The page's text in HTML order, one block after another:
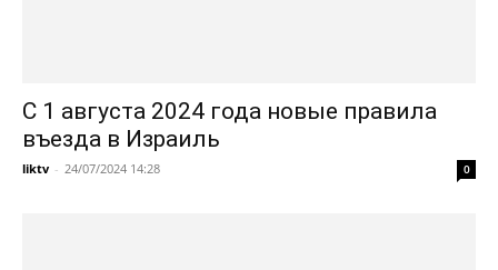
С 1 августа 2024 года новые правила
въезда в Израиль
liktv - 24/07/2024 14:28 0